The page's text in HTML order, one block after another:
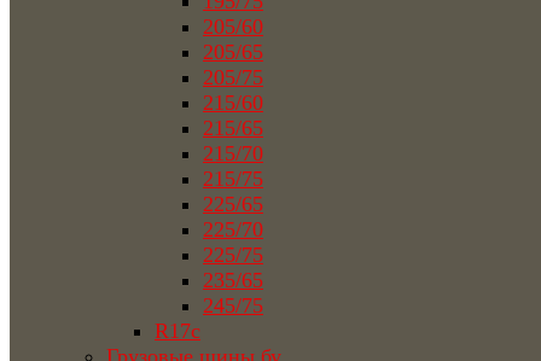
205/60
205/65
205/75
215/60
215/65
215/70
215/75
225/65
225/70
225/75
235/65
245/75
R17c
Грузовые шины бу